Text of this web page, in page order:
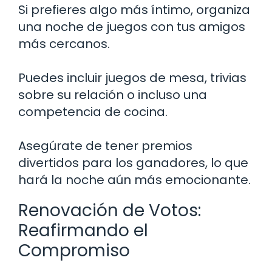
Si prefieres algo más íntimo, organiza
una noche de juegos con tus amigos
más cercanos.
Puedes incluir juegos de mesa, trivias
sobre su relación o incluso una
competencia de cocina.
Asegúrate de tener premios
divertidos para los ganadores, lo que
hará la noche aún más emocionante.
Renovación de Votos:
Reafirmando el
Compromiso